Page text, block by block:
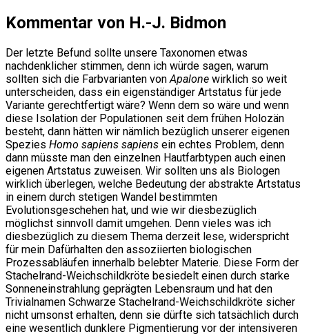
Kommentar von H.-J. Bidmon
Der letzte Befund sollte unsere Taxonomen etwas
nachdenklicher stimmen, denn ich würde sagen, warum
sollten sich die Farbvarianten von Apalone wirklich so weit
unterscheiden, dass ein eigenständiger Artstatus für jede
Variante gerechtfertigt wäre? Wenn dem so wäre und wenn
diese Isolation der Populationen seit dem frühen Holozän
besteht, dann hätten wir nämlich bezüglich unserer eigenen
Spezies Homo sapiens sapiens ein echtes Problem, denn
dann müsste man den einzelnen Hautfarbtypen auch einen
eigenen Artstatus zuweisen. Wir sollten uns als Biologen
wirklich überlegen, welche Bedeutung der abstrakte Artstatus
in einem durch stetigen Wandel bestimmten
Evolutionsgeschehen hat, und wie wir diesbezüglich
möglichst sinnvoll damit umgehen. Denn vieles was ich
diesbezüglich zu diesem Thema derzeit lese, widerspricht
für mein Dafürhalten den assoziierten biologischen
Prozessabläufen innerhalb belebter Materie. Diese Form der
Stachelrand-Weichschildkröte besiedelt einen durch starke
Sonneneinstrahlung geprägten Lebensraum und hat den
Trivialnamen Schwarze Stachelrand-Weichschildkröte sicher
nicht umsonst erhalten, denn sie dürfte sich tatsächlich durch
eine wesentlich dunklere Pigmentierung vor der intensiveren